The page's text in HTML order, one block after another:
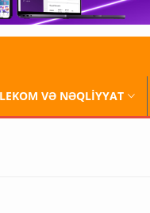
VƏ NƏQLİYYAT